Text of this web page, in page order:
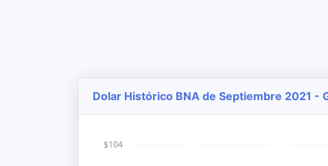
Dolar Histórico BNA de Septiembre 2021 -